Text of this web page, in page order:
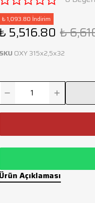
₺ 1,093.80 İndirim
5,516.80 ₺
SKU OXY 315x2,5x32
Ürün Açıklaması